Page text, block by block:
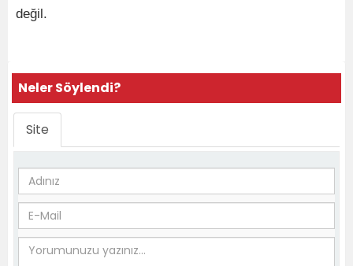
değil.
Neler Söylendi?
Site